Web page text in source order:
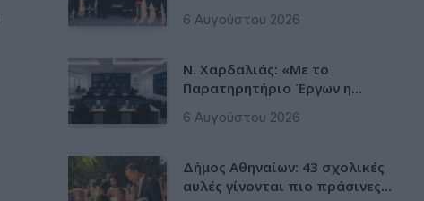
6 Αυγούστου 2026
Ν. Χαρδαλιάς: «Με το
Παρατηρητήριο Έργων η
πρωτοποριακό ψηφιακό
6 Αυγούστου 2026
Δήμος Αθηναίων: 43 σχολικές
αυλές γίνονται πιο πράσινες